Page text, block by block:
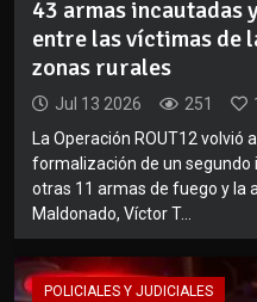
43 armas incautadas
entre las víctimas de
zonas rurales
Jul 13 2026 251
La Operación ROUT12 volvió
formalización de un segundo
otras 11 armas de fuego y la
Maldonado, Víctor T...
POLICIALES Y JUDICIALES